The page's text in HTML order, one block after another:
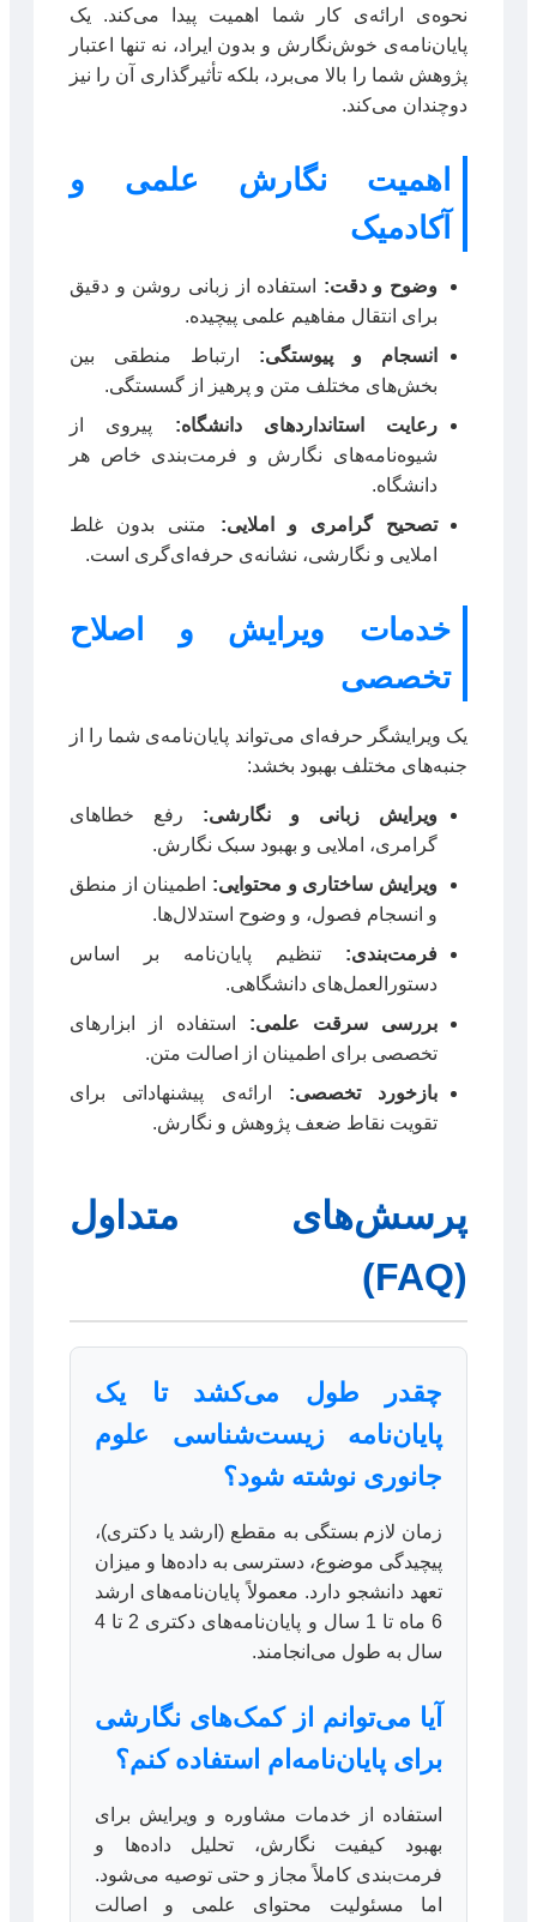
نحوه‌ی ارائه‌ی کار شما اهمیت پیدا می‌کند. یک
پایان‌نامه‌ی خوش‌نگارش و بدون ایراد، نه تنها اعتبار
پژوهش شما را بالا می‌برد، بلکه تأثیرگذاری آن را نیز
دوچندان می‌کند.
اهمیت نگارش علمی و
آکادمیک
وضوح و دقت: استفاده از زبانی روشن و دقیق
برای انتقال مفاهیم علمی پیچیده.
انسجام و پیوستگی: ارتباط منطقی بین
بخش‌های مختلف متن و پرهیز از گسستگی.
رعایت استانداردهای دانشگاه: پیروی از
شیوه‌نامه‌های نگارش و فرمت‌بندی خاص هر
دانشگاه.
تصحیح گرامری و املایی: متنی بدون غلط
املایی و نگارشی، نشانه‌ی حرفه‌ای‌گری است.
خدمات ویرایش و اصلاح
تخصصی
یک ویرایشگر حرفه‌ای می‌تواند پایان‌نامه‌ی شما را از
جنبه‌های مختلف بهبود بخشد:
ویرایش زبانی و نگارشی: رفع خطاهای
گرامری، املایی و بهبود سبک نگارش.
ویرایش ساختاری و محتوایی: اطمینان از منطق
و انسجام فصول، و وضوح استدلال‌ها.
فرمت‌بندی: تنظیم پایان‌نامه بر اساس
دستورالعمل‌های دانشگاهی.
بررسی سرقت علمی: استفاده از ابزارهای
تخصصی برای اطمینان از اصالت متن.
بازخورد تخصصی: ارائه‌ی پیشنهاداتی برای
تقویت نقاط ضعف پژوهش و نگارش.
پرسش‌های متداول
(FAQ)
چقدر طول می‌کشد تا یک
پایان‌نامه زیست‌شناسی علوم
جانوری نوشته شود؟
زمان لازم بستگی به مقطع (ارشد یا دکتری)،
پیچیدگی موضوع، دسترسی به داده‌ها و میزان
تعهد دانشجو دارد. معمولاً پایان‌نامه‌های ارشد
6 ماه تا 1 سال و پایان‌نامه‌های دکتری 2 تا 4
سال به طول می‌انجامند.
آیا می‌توانم از کمک‌های نگارشی
برای پایان‌نامه‌ام استفاده کنم؟
استفاده از خدمات مشاوره و ویرایش برای
بهبود کیفیت نگارش، تحلیل داده‌ها و
فرمت‌بندی کاملاً مجاز و حتی توصیه می‌شود.
اما مسئولیت محتوای علمی و اصالت